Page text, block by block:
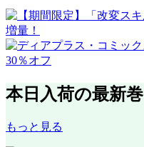
本日入荷の最新巻
もっと見る